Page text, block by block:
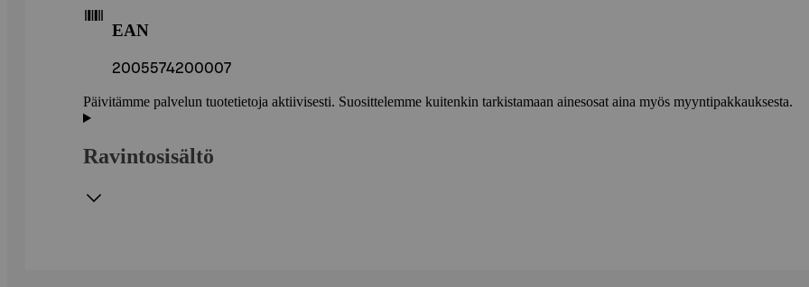
EAN
2005574200007
Päivitämme palvelun tuotetietoja aktiivisesti. Suosittelemme kuitenkin tarkistamaan ainesosat aina myös myyntipakkauksesta.
Ravintosisältö